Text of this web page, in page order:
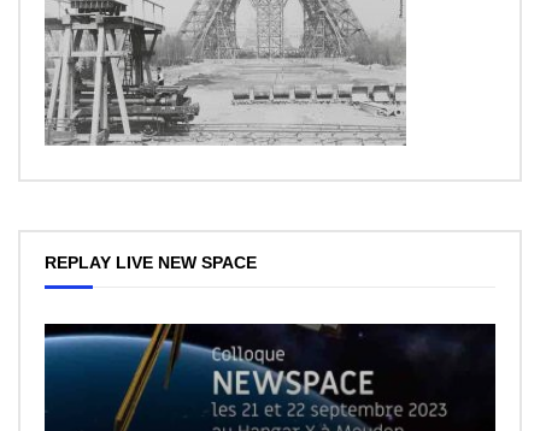
REPLAY LIVE NEW SPACE